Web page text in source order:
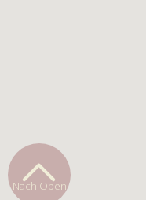
Nach Oben